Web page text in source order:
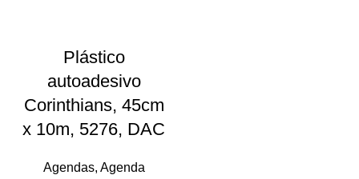
Plástico
autoadesivo
Corinthians, 45cm
x 10m, 5276, DAC
Agendas, Agenda